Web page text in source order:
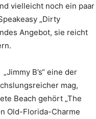
vielleicht noch ein paar
„Dirty
Angebot, sie reicht
B’s“ eine der
mag,
Beach gehört „The
Old-Florida-Charme